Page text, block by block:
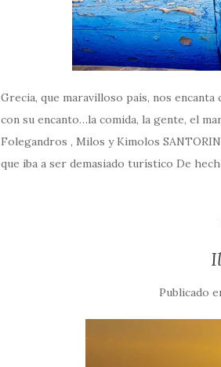
Grecia, que maravilloso país, nos encanta
con su encanto…la comida, la gente, el
Folegandros , Milos y Kimolos
que iba a ser demasiado turístico De
Publicado